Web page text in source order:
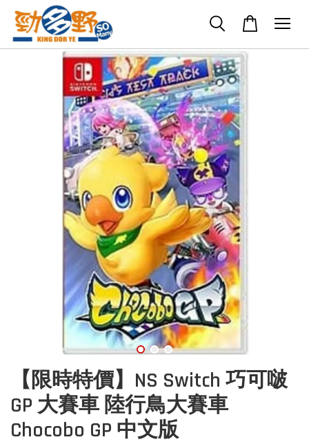
【限時特價】NS Switch 巧可啵
GP 大賽車 陸行鳥大賽車
Chocobo GP 中文版